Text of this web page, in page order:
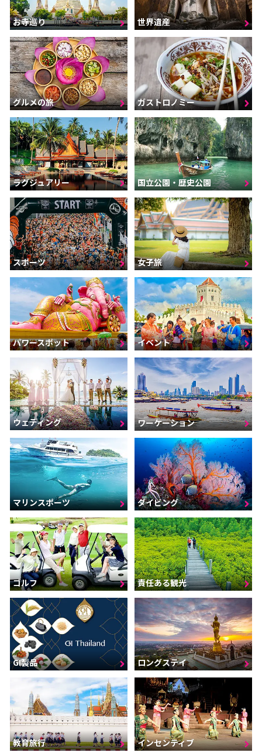
お寺巡り 世界遺産
グルメの旅 ガストロノミー
ラグジュアリー 国立公園・歴史公園
スポーツ 女子旅
パワースポット イベント
ウェディング ワーケーション
マリンスポーツ ダイビング
ゴルフ 責任ある観光
GI製品 ロングステイ
教育旅行 インセンティブ